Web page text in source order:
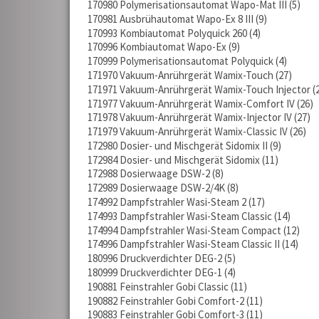
170980 Polymerisationsautomat Wapo-Mat III 5
170981 Ausbrühautomat Wapo-Ex 8 III 9
170993 Kombiautomat Polyquick 260 4
170996 Kombiautomat Wapo-Ex 9
170999 Polymerisationsautomat Polyquick 4
171970 Vakuum-Anrührgerät Wamix-Touch 27
171971 Vakuum-Anrührgerät Wamix-Touch Injector
171977 Vakuum-Anrührgerät Wamix-Comfort IV 26
171978 Vakuum-Anrührgerät Wamix-Injector IV 27
171979 Vakuum-Anrührgerät Wamix-Classic IV 26
172980 Dosier- und Mischgerät Sidomix II 9
172984 Dosier- und Mischgerät Sidomix 11
172988 Dosierwaage DSW-2 8
172989 Dosierwaage DSW-2/4K 8
174992 Dampfstrahler Wasi-Steam 2 17
174993 Dampfstrahler Wasi-Steam Classic 14
174994 Dampfstrahler Wasi-Steam Compact 12
174996 Dampfstrahler Wasi-Steam Classic II 14
180996 Druckverdichter DEG-2 5
180999 Druckverdichter DEG-1 4
190881 Feinstrahler Gobi Classic 11
190882 Feinstrahler Gobi Comfort-2 11
190883 Feinstrahler Gobi Comfort-3 11